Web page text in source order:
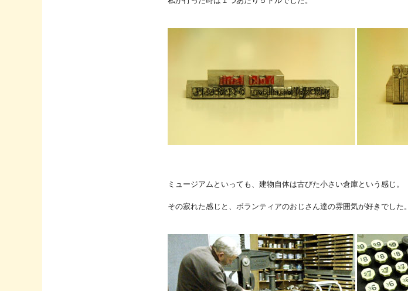
ミュージアムといっても、建物自体は古びた小さい倉庫という感じ。
その寂れた感じと、ボランティアのおじさん達の雰囲気が好きでした。